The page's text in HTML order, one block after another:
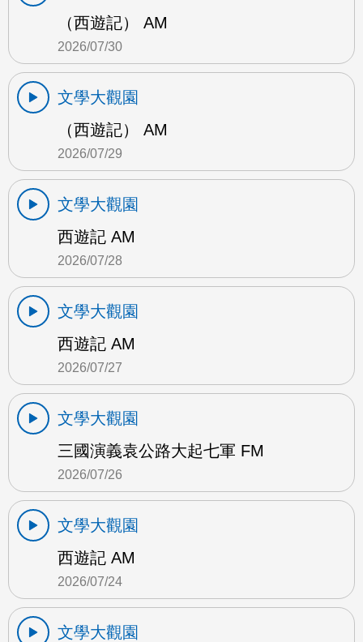
（西遊記） AM
2026/07/30
文學大觀園
（西遊記） AM
2026/07/29
文學大觀園
西遊記 AM
2026/07/28
文學大觀園
西遊記 AM
2026/07/27
文學大觀園
三國演義袁公路大起七軍 FM
2026/07/26
文學大觀園
西遊記 AM
2026/07/24
文學大觀園